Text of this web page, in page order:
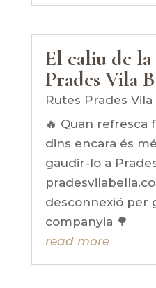
El caliu de
Prades Vila
Rutes Prades Vila
🔥 Quan refresca
dins encara és
gaudir-lo a
desconnexió per
companyia 🌳
read more